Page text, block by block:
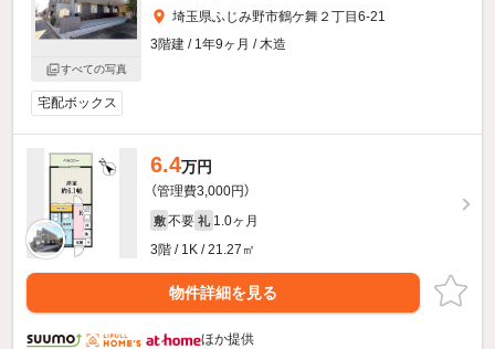
すべての写真
埼玉県ふじみ野市鶴ケ舞２丁目6-21
3階建 / 1年9ヶ月 / 木造
宅配ボックス
6.4万円
（管理費3,000円）
敷 不要 礼 1.0ヶ月
3階 / 1K / 21.27㎡
物件詳細を見る
ほか提供